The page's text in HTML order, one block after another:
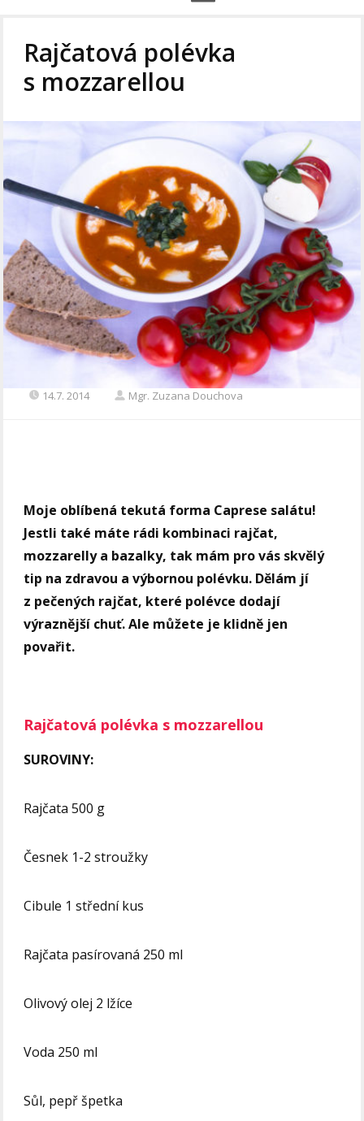
Rajčatová polévka
s mozzarellou
14.7. 2014 Mgr. Zuzana Douchova
Moje oblíbená tekutá forma Caprese salátu!
Jestli také máte rádi kombinaci rajčat,
mozzarelly a bazalky, tak mám pro vás skvělý
tip na zdravou a výbornou polévku. Dělám jí
z pečených rajčat, které polévce dodají
výraznější chuť. Ale můžete je klidně jen
povařit.
Rajčatová polévka s mozzarellou
SUROVINY:
Rajčata 500 g
Česnek 1-2 stroužky
Cibule 1 střední kus
Rajčata pasírovaná 250 ml
Olivový olej 2 lžíce
Voda 250 ml
Sůl, pepř špetka